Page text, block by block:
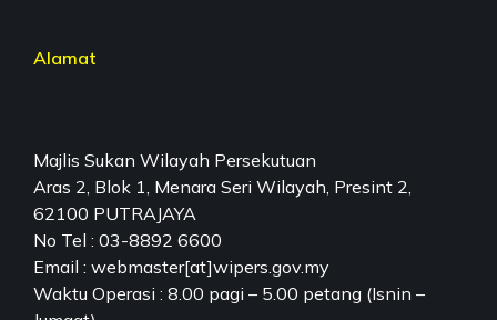
Alamat
Majlis Sukan Wilayah Persekutuan
Aras 2, Blok 1, Menara Seri Wilayah, Presint 2,
62100 PUTRAJAYA
No Tel : 03-8892 6600
Email : webmaster[at]wipers.gov.my
Waktu Operasi : 8.00 pagi – 5.00 petang (Isnin –